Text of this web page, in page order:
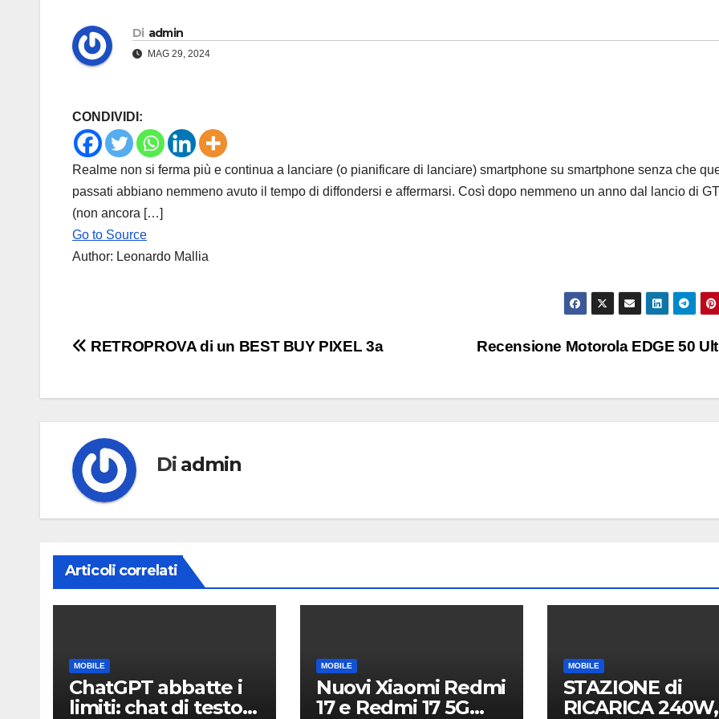
Di admin
MAG 29, 2024
CONDIVIDI:
Realme non si ferma più e continua a lanciare (o pianificare di lanciare) smartphone su smartphone senza che
passati abbiano nemmeno avuto il tempo di diffondersi e affermarsi. Così dopo nemmeno un anno dal lancio di
(non ancora […]
Go to Source
Author: Leonardo Mallia
Navigazione
Recensione Motorola EDGE 50
RETROPROVA di un BEST BUY PIXEL 3a
Di admin
Articoli correlati
MOBILE
ChatGPT abbatte i
limiti: chat di testo
MOBILE
Nuovi Xiaomi Redmi
17 e Redmi 17 5G
MOBILE
STAZIONE di
RICARICA 240W,
Redmi
Italia: